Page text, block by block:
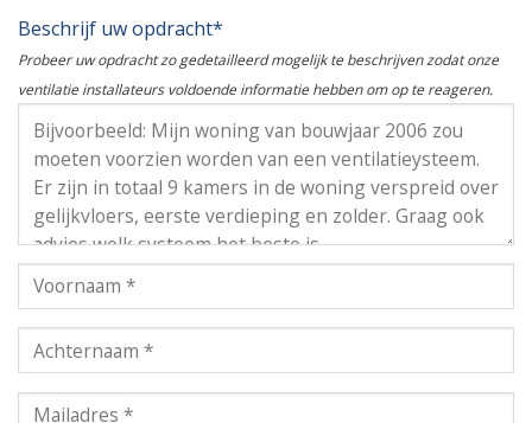
Beschrijf uw opdracht*
Probeer uw opdracht zo gedetailleerd mogelijk te beschrijven zodat onze
ventilatie installateurs voldoende informatie hebben om op te reageren.